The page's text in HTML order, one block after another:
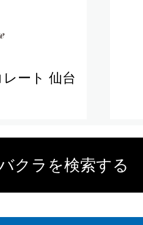
ート 仙台
クラを検索する